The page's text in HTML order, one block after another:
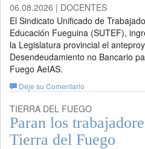
06.08.2026 | DOCENTES
El Sindicato Unificado de
Educación Fueguina (SUTEF),
la Legislatura provincial el
Desendeudamiento no Bancario
Fuego AeIAS.
Deje su Comentario
TIERRA DEL FUEGO
Paran los
Tierra del Fuego